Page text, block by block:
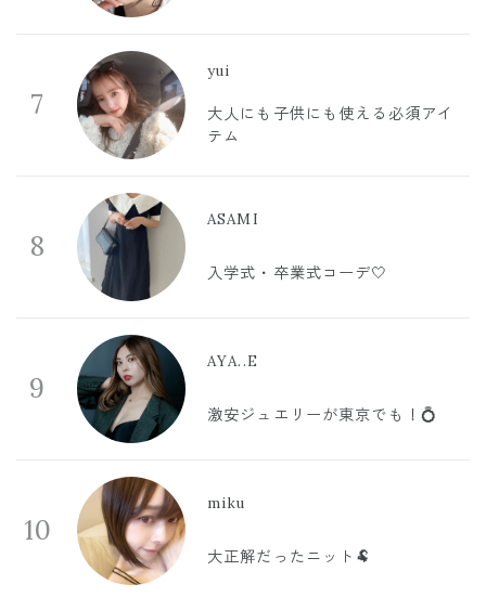
7
yui
大人にも子供にも使える必須アイ
テム
8
ASAMI
入学式・卒業式コーデ🤍
9
AYA..E
激安ジュエリーが東京でも！💍
10
miku
大正解だったニット🐏